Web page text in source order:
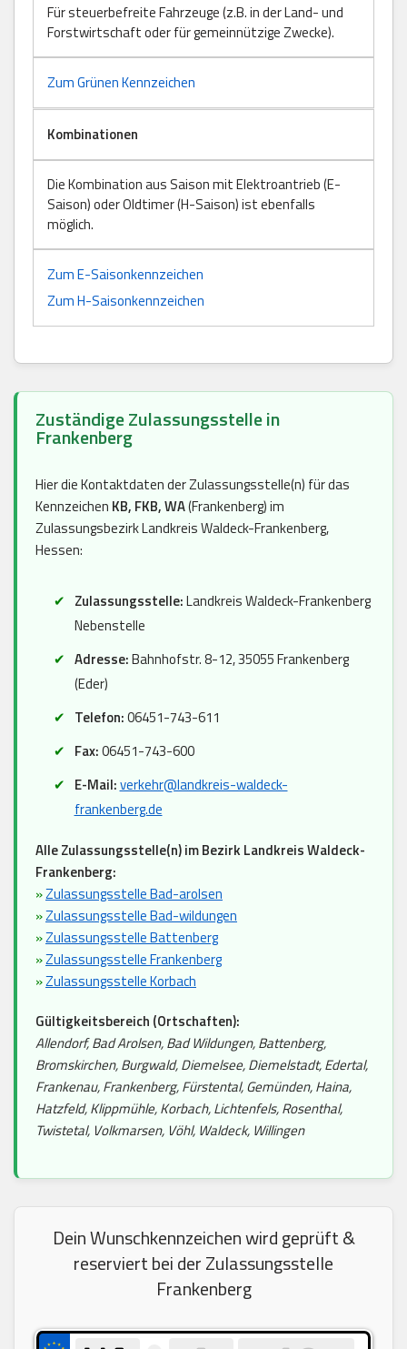
Für steuerbefreite Fahrzeuge (z.B. in der Land- und
Forstwirtschaft oder für gemeinnützige Zwecke).
Zum Grünen Kennzeichen
Kombinationen
Die Kombination aus Saison mit Elektroantrieb (E-
Saison) oder Oldtimer (H-Saison) ist ebenfalls
möglich.
Zum E-Saisonkennzeichen
Zum H-Saisonkennzeichen
Zuständige Zulassungsstelle in
Frankenberg
Hier die Kontaktdaten der Zulassungsstelle(n) für das
Kennzeichen KB, FKB, WA(Frankenberg) im
Zulassungsbezirk Landkreis Waldeck-Frankenberg,
Hessen:
Zulassungsstelle:Landkreis Waldeck-Frankenberg
Nebenstelle
Adresse:Bahnhofstr. 8-12, 35055 Frankenberg
(Eder)
Telefon:06451-743-611
Fax:06451-743-600
E-Mail:verkehr@landkreis-waldeck-
frankenberg.de
Alle Zulassungsstelle(n) im Bezirk Landkreis Waldeck-
Frankenberg:
»Zulassungsstelle Bad-arolsen
»Zulassungsstelle Bad-wildungen
»Zulassungsstelle Battenberg
»Zulassungsstelle Frankenberg
»Zulassungsstelle Korbach
Gültigkeitsbereich (Ortschaften):
Allendorf, Bad Arolsen, Bad Wildungen, Battenberg,
Bromskirchen, Burgwald, Diemelsee, Diemelstadt, Edertal,
Frankenau, Frankenberg, Fürstental, Gemünden, Haina,
Hatzfeld, Klippmühle, Korbach, Lichtenfels, Rosenthal,
Twistetal, Volkmarsen, Vöhl, Waldeck, Willingen
Dein Wunschkennzeichen wird geprüft &
reserviert bei der Zulassungsstelle
Frankenberg